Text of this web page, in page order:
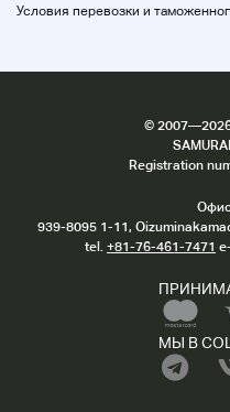
Условия перевозки и
© 2007
Registration
939-8095 1-11,
tel. +81-76-461-7471
МЫ В